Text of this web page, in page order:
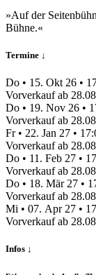
»Auf der
Bühne.«
Termine ↓
Do • 15. Okt 26 •
Vor­verkauf ab
Do • 19. Nov 26 •
Vor­verkauf ab
Fr• 22. Jan 27 •
Vor­verkauf ab
Do • 11. Feb 27 •
Vor­verkauf ab
Do • 18. Mär 27 •
Vor­verkauf ab
Mi • 07. Apr 27 •
Vor­verkauf ab
Infos ↓